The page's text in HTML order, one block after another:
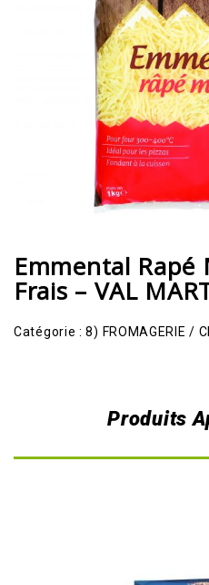
Emmental Rapé
Frais – VAL
Catégorie :8) FROMAGERIE /
Produits